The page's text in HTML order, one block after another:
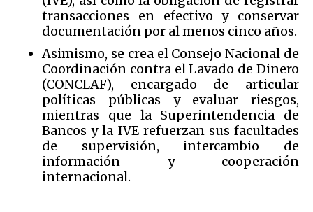
transacciones en efectivo y conservar
documentación por al menos cinco años.
Asimismo, se crea el Consejo Nacional de
Coordinación contra el Lavado de Dinero
(CONCLAF), encargado de articular
políticas públicas y evaluar riesgos,
mientras que la Superintendencia de
Bancos y la IVE refuerzan sus facultades
de supervisión, intercambio de
información y cooperación
internacional.